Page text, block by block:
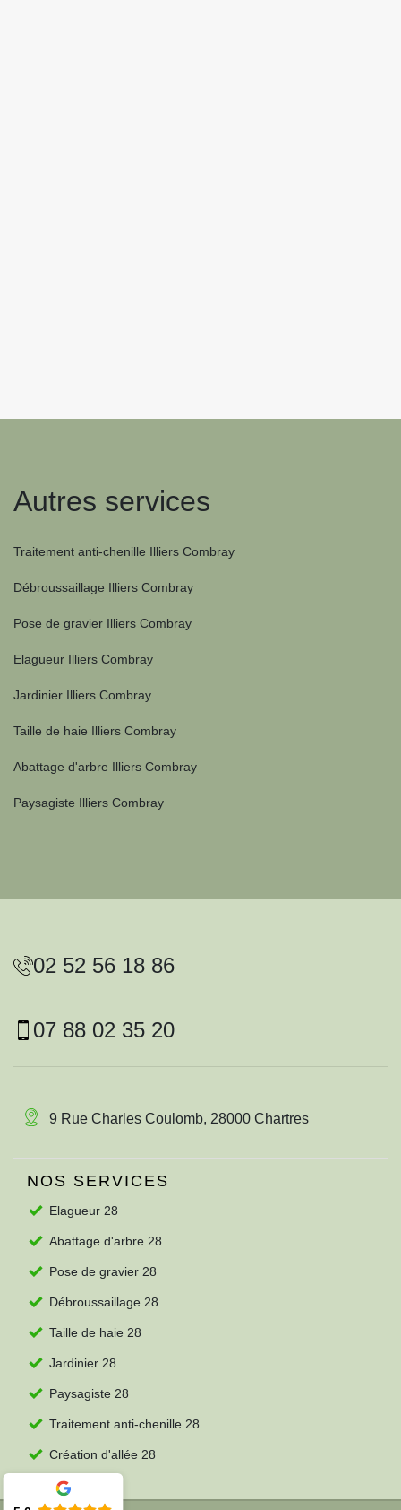
Autres services
Traitement anti-chenille Illiers Combray
Débroussaillage Illiers Combray
Pose de gravier Illiers Combray
Elagueur Illiers Combray
Jardinier Illiers Combray
Taille de haie Illiers Combray
Abattage d'arbre Illiers Combray
Paysagiste Illiers Combray
02 52 56 18 86
07 88 02 35 20
9 Rue Charles Coulomb, 28000 Chartres
NOS SERVICES
Elagueur 28
Abattage d'arbre 28
Pose de gravier 28
Débroussaillage 28
Taille de haie 28
Jardinier 28
Paysagiste 28
Traitement anti-chenille 28
Création d'allée 28